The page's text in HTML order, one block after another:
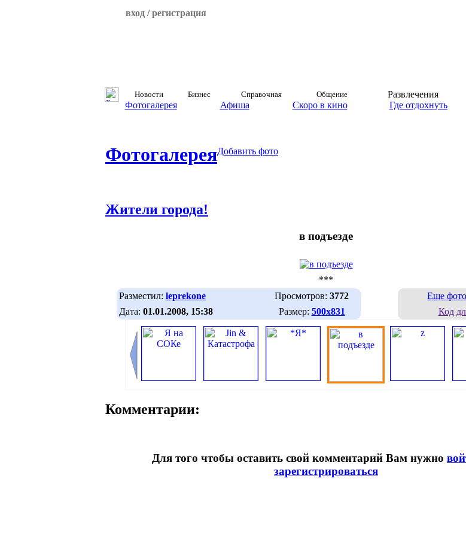
вход / регистрация
Новости Бизнес Справочная Общение
Развлечения
Фотогалерея
Афиша Скоро в кино Где отдохнуть
ФотогалереяДобавить фото
Жители города!
в подъезде
***
Разместил: leprekone Просмотров: 3772
Дата: 01.01.2008, 15:38 Размер: 500х831
Еще фото
Код
Комментарии:
Для того чтобы оставить свой комментарий Вам нужно
зарегистрироваться